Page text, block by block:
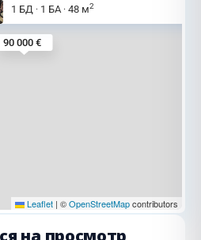
90 000 €
1 БД · 1 БА · 48 м2
Leaflet | ©OpenStreetMapcontributors
на просмотр